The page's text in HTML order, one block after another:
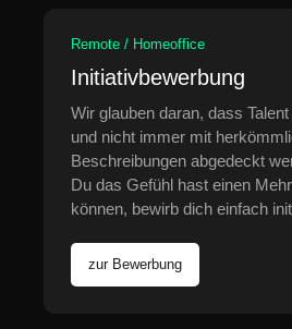
Remote / Homeoffice
Initiativbewerbung
Wir glauben daran, dass
und nicht immer mit
Beschreibungen abgedeckt
Du das Gefühl hast einen
können, bewirb dich einfach
zur Bewerbung